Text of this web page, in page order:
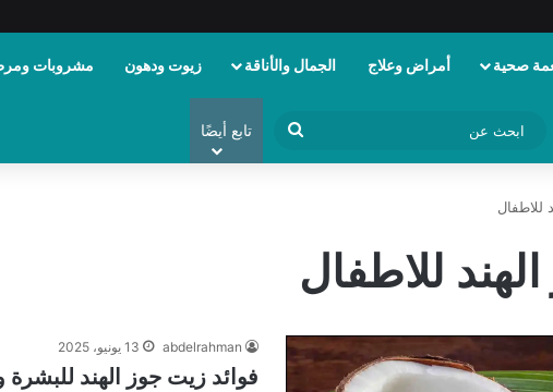
صحية أمراض وعلاج الجمال والأناقة زيوت ودهون مشروبات
عمود جانبي
عن
تابع أيضًا
للاطفال
للاطفال
abdelrahman 13 يونيو، 2025
فوائد زيت جوز الهند للبشرة